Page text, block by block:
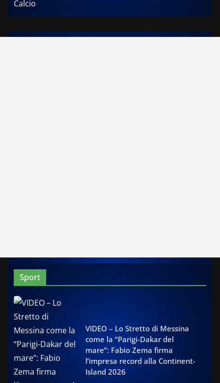
Sport
VIDEO – Lo Stretto di Messina
come la “Parigi-Dakar del
mare”: Fabio Zema firma
l’impresa record alla Continent-
Island 2026